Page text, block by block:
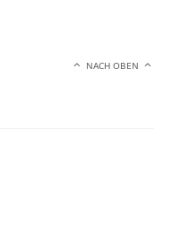
NACH OBEN